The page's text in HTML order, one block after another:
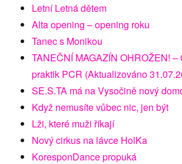
Letní Letná dětem
Alta opening – opening roku
Tanec s Monikou
TANEČNÍ MAGAZÍN OHROŽEN! –
praktik PCR (Aktualizováno
SE.S.TA má na Vysočině nový
Když nemusíte vůbec nic, jen být
Lži, které muži říkají
Nový cirkus na lávce HolKa
KoresponDance propuká